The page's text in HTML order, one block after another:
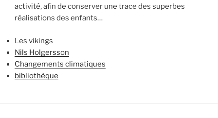
activité, afin de conserver une trace des superbes
réalisations des enfants…
Les vikings
Nils Holgersson
Changements climatiques
bibliothèque